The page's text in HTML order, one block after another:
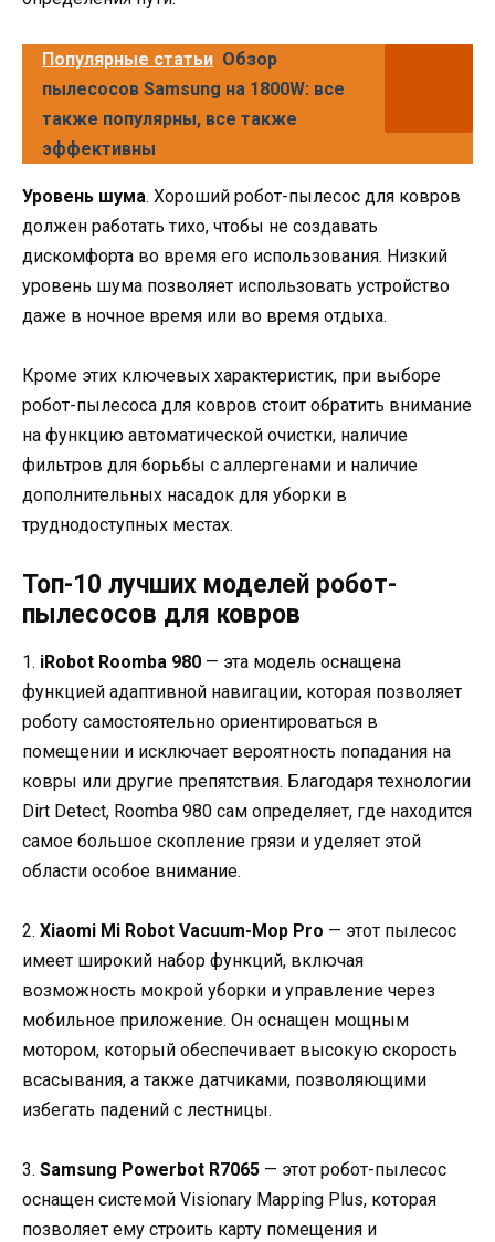
Популярные статьи Обзор
пылесосов Samsung на 1800W: все
также популярны, все также
эффективны
Уровень шума. Хороший робот-пылесос для ковров
должен работать тихо, чтобы не создавать
дискомфорта во время его использования. Низкий
уровень шума позволяет использовать устройство
даже в ночное время или во время отдыха.
Кроме этих ключевых характеристик, при выборе
робот-пылесоса для ковров стоит обратить внимание
на функцию автоматической очистки, наличие
фильтров для борьбы с аллергенами и наличие
дополнительных насадок для уборки в
труднодоступных местах.
Топ-10 лучших моделей робот-
пылесосов для ковров
1. iRobot Roomba 980 — эта модель оснащена
функцией адаптивной навигации, которая позволяет
роботу самостоятельно ориентироваться в
помещении и исключает вероятность попадания на
ковры или другие препятствия. Благодаря технологии
Dirt Detect, Roomba 980 сам определяет, где находится
самое большое скопление грязи и уделяет этой
области особое внимание.
2. Xiaomi Mi Robot Vacuum-Mop Pro — этот пылесос
имеет широкий набор функций, включая
возможность мокрой уборки и управление через
мобильное приложение. Он оснащен мощным
мотором, который обеспечивает высокую скорость
всасывания, а также датчиками, позволяющими
избегать падений с лестницы.
3. Samsung Powerbot R7065 — этот робот-пылесос
оснащен системой Visionary Mapping Plus, которая
позволяет ему строить карту помещения и